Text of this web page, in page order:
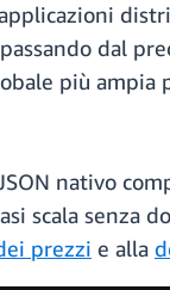
dal
più
nativo
scala senza
prezzi e alla